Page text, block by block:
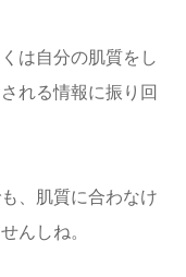
は自分の肌質をし
れる情報に振り回
、肌質に合わなけ
んしね。